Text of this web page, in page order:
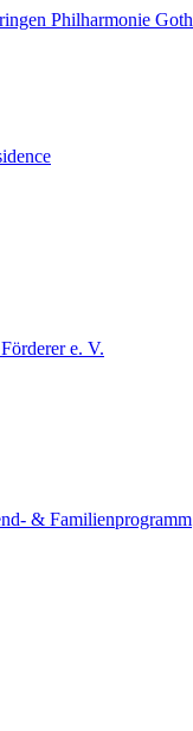
e. V.
& Familienprogramm